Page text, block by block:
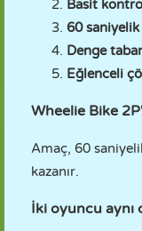
Basit
60 saniyelik
Denge
Eğlenceli
Wheelie Bike
Amaç, 60
kazanır.
İki oyuncu aynı